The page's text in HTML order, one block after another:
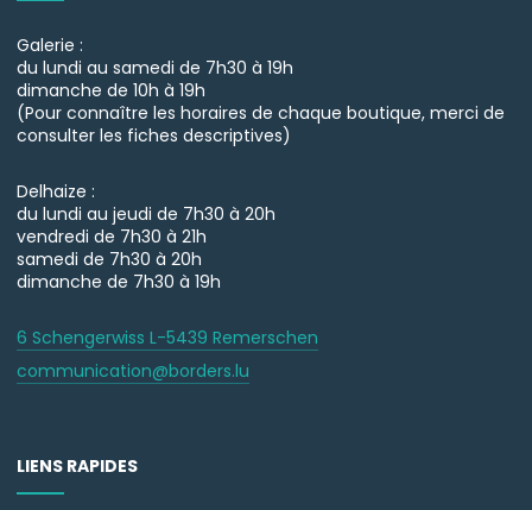
Galerie :
du lundi au samedi de 7h30 à 19h
dimanche de 10h à 19h
(Pour connaître les horaires de chaque boutique, merci de
consulter les fiches descriptives)
Delhaize :
du lundi au jeudi de 7h30 à 20h
vendredi de 7h30 à 21h
samedi de 7h30 à 20h
dimanche de 7h30 à 19h
6 Schengerwiss L-5439 Remerschen
communication@borders.lu
LIENS RAPIDES